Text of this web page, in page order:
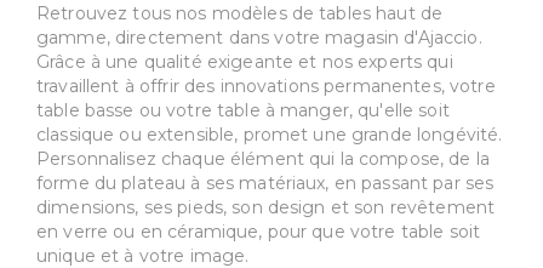
Retrouvez tous nos modèles de tables haut de
gamme, directement dans votre magasin d'Ajaccio.
Grâce à une qualité exigeante et nos experts qui
travaillent à offrir des innovations permanentes, votre
table basse ou votre table à manger, qu'elle soit
classique ou extensible, promet une grande longévité.
Personnalisez chaque élément qui la compose, de la
forme du plateau à ses matériaux, en passant par ses
dimensions, ses pieds, son design et son revêtement
en verre ou en céramique, pour que votre table soit
unique et à votre image.